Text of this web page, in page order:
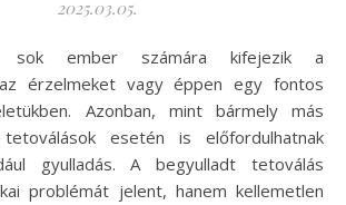
2025.03.05.
érzelmeket vagy éppen egy fontos
Azonban, mint bármely más
esetén is előfordulhatnak
gyulladás. A begyulladt tetoválás
problémát jelent, hanem kellemetlen